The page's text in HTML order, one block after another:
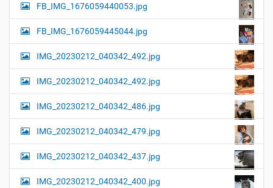
FB_IMG_1676059440053.jpg
FB_IMG_1676059445044.jpg
IMG_20230212_040342_492.jpg
IMG_20230212_040342_492.jpg
IMG_20230212_040342_486.jpg
IMG_20230212_040342_479.jpg
IMG_20230212_040342_437.jpg
IMG_20230212_040342_400.jpg